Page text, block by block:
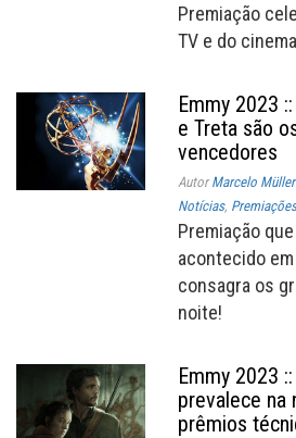
Premiação
TV e do
Emmy 2023
e Treta são
vencedores
AutorMarcelo Müller
Notícias,
Premiação
acontecido
consagra os
noite!
Emmy 2023
prevalece na
prêmios